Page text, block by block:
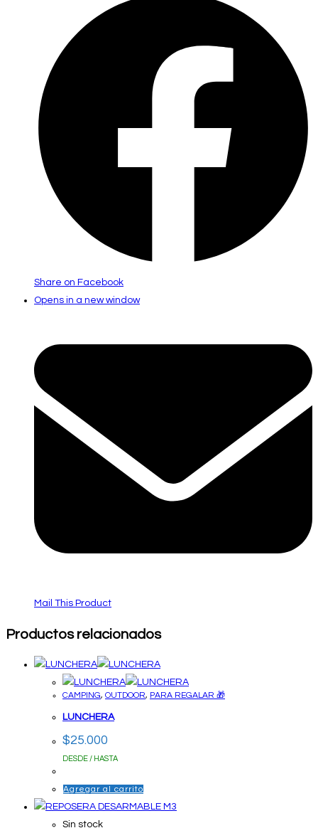
Share on Facebook
Opens in a new window
Mail This Product
Productos relacionados
CAMPING, OUTDOOR, PARA REGALAR 🎁
LUNCHERA
$25.000
DESDE / HASTA
Agregar al carrito
Sin stock